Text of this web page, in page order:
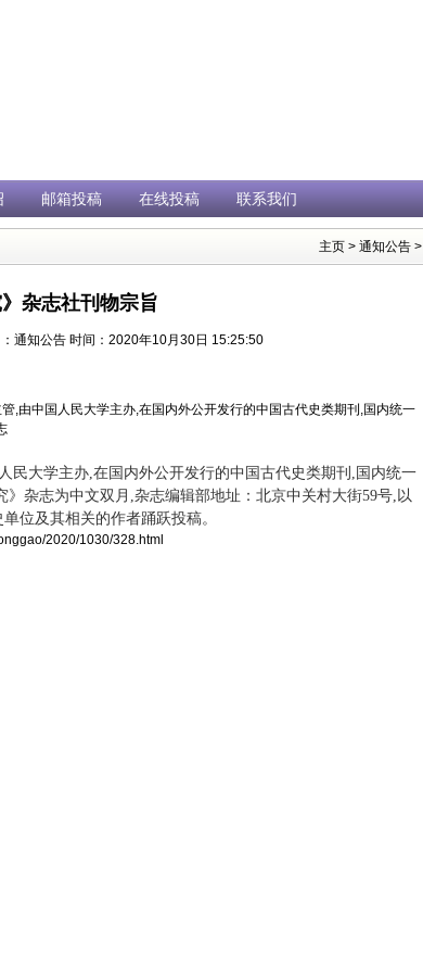
邮箱投稿 在线投稿 联系我们
主页 > 通知公告 >
》杂志社刊物宗旨
通知公告时间：2020年10月30日 15:25:50
,由中国人民大学主办,在国内外公开发行的中国古代史类期刊,国内统一
民大学主办,在国内外公开发行的中国古代史类期刊,国内统一
》杂志为中文双月,杂志编辑部地址：北京中关村大街59号,以
位及其相关的作者踊跃投稿。
2020/1030/328.html